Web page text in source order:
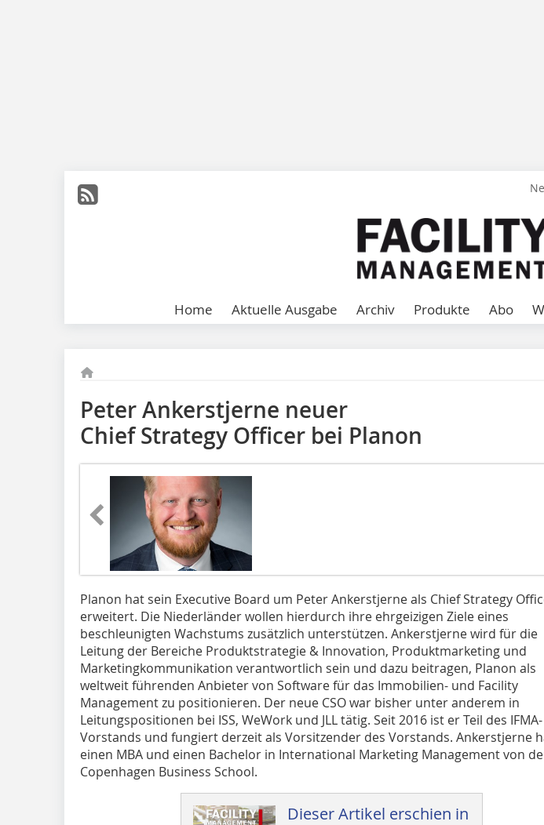
Home Aktuelle Ausgabe Archiv Produkte Abo
Peter Ankerstjerne neuer
Chief Strategy Officer bei Planon
Planon hat sein Executive Board um Peter Ankerstjerne als Chief Strategy
erweitert. Die Niederländer wollen hierdurch ihre ehrgeizigen Ziele eines
beschleunigten Wachstums zusätzlich unterstützen. Ankerstjerne wird für die
Leitung der Bereiche Produktstrategie & Innovation, Produktmarketing und
Marketingkommunikation verantwortlich sein und dazu beitragen, Planon als
weltweit führenden Anbieter von Software für das Immobilien- und Facility
Management zu positionieren. Der neue CSO war bisher unter anderem in
Leitungspositionen bei ISS, WeWork und JLL tätig. Seit 2016 ist er Teil des IFMA-
Vorstands und fungiert derzeit als Vorsitzender des Vorstands. Ankerstjerne
einen MBA und einen Bachelor in International Marketing Management von
Copenhagen Business School.
Dieser Artikel erschien in